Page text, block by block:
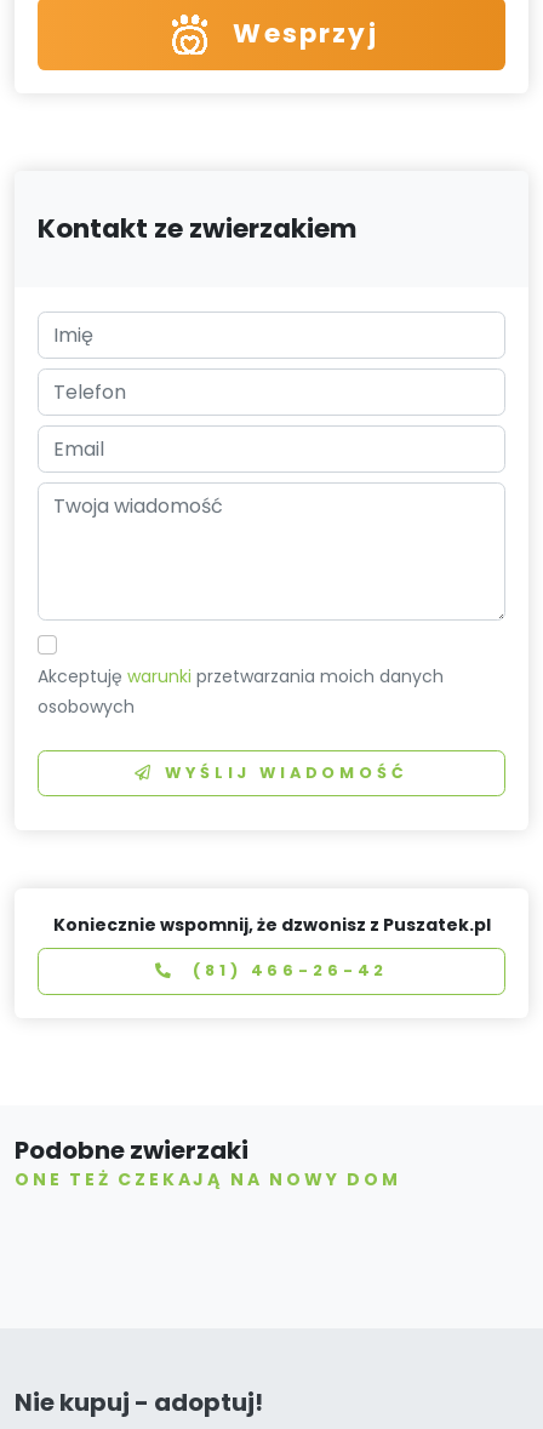
Wesprzyj
Kontakt ze zwierzakiem
Akceptujęwarunki przetwarzania moich danych
osobowych
WYŚLIJ WIADOMOŚĆ
Koniecznie wspomnij, że dzwonisz z Puszatek.pl
(81) 466-26-42
Podobne zwierzaki
ONE TEŻ CZEKAJĄ NA NOWY DOM
Nie kupuj - adoptuj!